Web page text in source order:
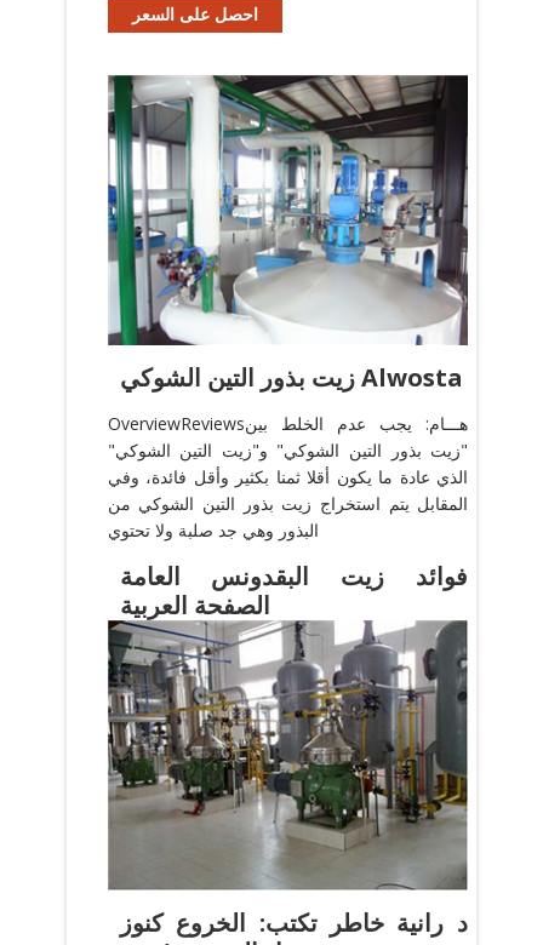
احصل على السعر
زيت بذور التين الشوكي Alwosta
OverviewReviewsهـــام: يجب عدم الخلط بين
"زيت بذور التين الشوكي" و"زيت التين الشوكي"
الذي عادة ما يكون أقلا ثمنا بكثير وأقل فائدة، وفي
المقابل يتم استخراج زيت بذور التين الشوكي من
البذور وهي جد صلبة ولا تحتوي
فوائد زيت البقدونس العامة
الصفحة العربية
ومن المعروف أن زيت البقدونس له فائدة عظيمه في
الكثير من الأشياء في جسم الإنسان مثل الشعر
والبشرة وغيرها، وكان الإغريق والرومان هم أول من
قاموا بمعرفة زيت البقدونس واستخدموا البذور
السليمة
احصل على السعر
د رانية خاطر تكتب: الخروع كنوز